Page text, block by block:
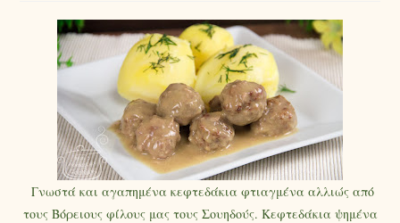
Γνωστά και αγαπημένα κεφτεδάκια φτιαγμένα αλλιώς από
τους Βόρειους φίλους μας τους Σουηδούς. Κεφτεδάκια ψημένα